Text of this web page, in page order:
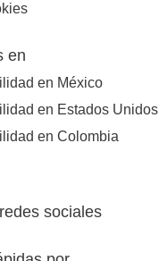
en
en México
en Estados Unidos
en Colombia
sociales